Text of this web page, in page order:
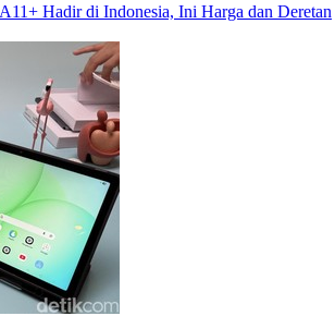
Hadir di Indonesia, Ini Harga dan Deretan